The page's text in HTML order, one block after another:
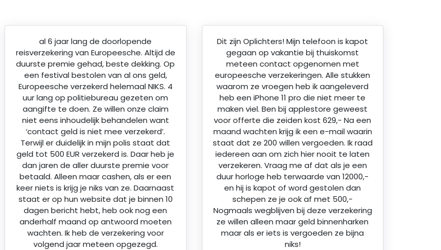
al 6 jaar lang de doorlopende
reisverzekering van Europeesche. Altijd de
duurste premie gehad, beste dekking. Op
een festival bestolen van al ons geld,
Europeesche verzekerd helemaal NIKS. 4
uur lang op politiebureau gezeten om
aangifte te doen. Ze willen onze claim
niet eens inhoudelijk behandelen want
‘contact geld is niet mee verzekerd’.
Terwijl er duidelijk in mijn polis staat dat
geld tot 500 EUR verzekerd is. Daar heb je
dan jaren de aller duurste premie voor
betaald. Alleen maar cashen, als er een
keer niets is krijg je niks van ze. Daarnaast
staat er op hun website dat je binnen 10
dagen bericht hebt, heb ook nog een
anderhalf maand op antwoord moeten
wachten. Ik heb de verzekering voor
volgend jaar meteen opgezegd.
Dit zijn Oplichters! Mijn telefoon is kapot
gegaan op vakantie bij thuiskomst
meteen contact opgenomen met
europeesche verzekeringen. Alle stukken
waarom ze vroegen heb ik aangeleverd
heb een iPhone 11 pro die niet meer te
maken viel. Ben bij applestore geweest
voor offerte die zeiden kost 629,- Na een
maand wachten krijg ik een e-mail waarin
staat dat ze 200 willen vergoeden. Ik raad
iedereen aan om zich hier nooit te laten
verzekeren. Vraag me af dat als je een
duur horloge heb terwaarde van 12000,-
en hij is kapot of word gestolen dan
schepen ze je ook af met 500,-
Nogmaals wegblijven bij deze verzekering
ze willen alleen maar geld binnenharken
maar als er iets is vergoeden ze bijna
niks!